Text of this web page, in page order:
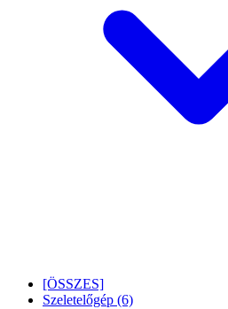
[ÖSSZES]
Szeletelőgép (6)